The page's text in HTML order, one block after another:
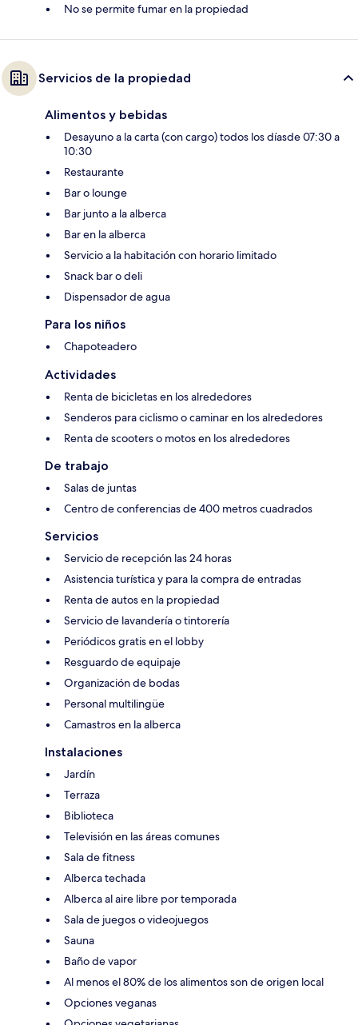
No se permite fumar en la propiedad
Servicios de la propiedad
Alimentos y bebidas
Desayuno a la carta (con cargo) todos los díasde 07:30 a
10:30
Restaurante
Bar o lounge
Bar junto a la alberca
Bar en la alberca
Servicio a la habitación con horario limitado
Snack bar o deli
Dispensador de agua
Para los niños
Chapoteadero
Actividades
Renta de bicicletas en los alrededores
Senderos para ciclismo o caminar en los alrededores
Renta de scooters o motos en los alrededores
De trabajo
Salas de juntas
Centro de conferencias de 400 metros cuadrados
Servicios
Servicio de recepción las 24 horas
Asistencia turística y para la compra de entradas
Renta de autos en la propiedad
Servicio de lavandería o tintorería
Periódicos gratis en el lobby
Resguardo de equipaje
Organización de bodas
Personal multilingüe
Camastros en la alberca
Instalaciones
Jardín
Terraza
Biblioteca
Televisión en las áreas comunes
Sala de fitness
Alberca techada
Alberca al aire libre por temporada
Sala de juegos o videojuegos
Sauna
Baño de vapor
Al menos el 80% de los alimentos son de origen local
Opciones veganas